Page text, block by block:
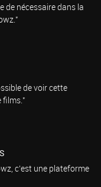
de nécessaire dans la
de voir cette
films."
c'est une plateforme